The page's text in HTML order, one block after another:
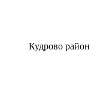
Кудрово район